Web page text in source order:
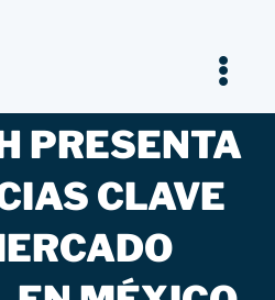
Inicio
Legal
PRESENTA
CLAVE